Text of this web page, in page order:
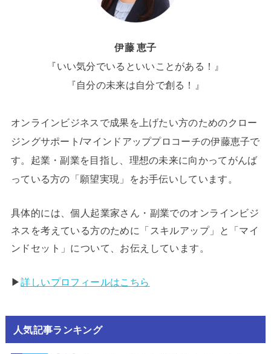
伊藤 恵子
『いい気分でいるといいことがある！』
『自分の未来は自分で創る！』
オンラインビジネスで成果を上げたい方のためのクロー
ジングサポート/マインドアッププロコーチの伊藤恵子で
す。起業・副業を目指し、理想の未来に向かってがんば
っている方の「願望実現」をお手伝いしています。
具体的には、個人起業家さん・副業でのオンラインビジ
ネスを考えている方のために「スキルアップ」と「マイ
ンドセット」について、お伝えしています。
▶︎詳しいプロフィールはこちら
人気記事ランキング